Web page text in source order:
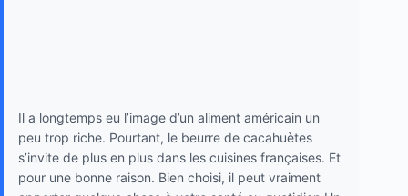
Il a longtemps eu l’image d’un aliment américain un
peu trop riche. Pourtant, le beurre de cacahuètes
s’invite de plus en plus dans les cuisines françaises. Et
pour une bonne raison. Bien choisi, il peut vraiment